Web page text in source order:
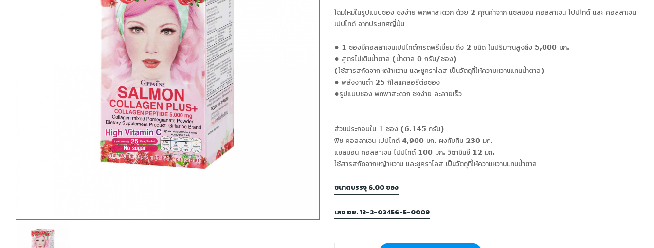
โฉมใหม่ในรูปแบบซอง ชงง่าย พกพาสะดวก ด้วย 2 คุณค่าจาก แซลมอน คอลลาเจน ไปปไทด์ และ คอลลาเจน
เปปไทด์ จากประเทศญี่ปุ่น
• 1 ซองมีคอลลาเจนเปปไทด์เกรดพรีเมี่ยม ถึง 2 ชนิด ในปริมาณสูงถึง 5,000 มก.
• สูตรไม่เติมน้ำตาล (น้ำตาล 0 กรัม/ซอง)
(ใช้สารสกัดจากหญ้าหวาน และซูคราโลส เป็นวัตถุที่ให้ความหวานแทนน้ำตาล)
• พลังงานต่ำ 25 กิโลแคลอรีต่อซอง
•รูปแบบซอง พกพาสะดวก ชงง่าย ละลายเร็ว
ส่วนประกอบใน 1 ซอง (6.145 กรัม)
ฟิช คอลลาเจน เปปไทด์ 4,900 มก. ผงทับทิม 230 มก.
แซลมอน คอลลาเจน ไปปไทด์ 100 มก. วิตามินซี 12 มก.
ใช้สารสกัดจากหญ้าหวาน และซูคราโลส เป็นวัตถุที่ให้ความหวานแทนน้ำตาล
ขนาดบรรจุ 6.00 ซอง
เลข อย. 13-2-02456-5-0009